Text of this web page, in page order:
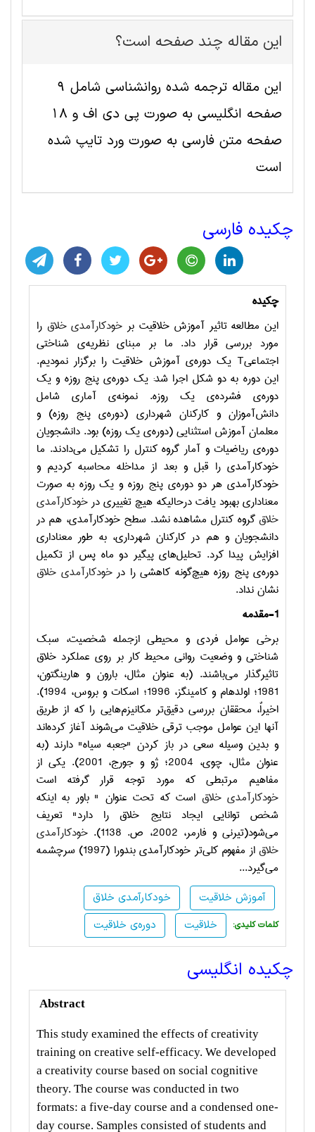
این مقاله چند صفحه است؟
این مقاله ترجمه شده روانشناسی شامل 9
صفحه انگلیسی به صورت پی دی اف و 18
صفحه متن فارسی به صورت ورد تایپ شده
است
چکیده فارسی
چکیده
این مطالعه تاثیر آموزش خلاقیت بر خودکارآمدی خلاق را
مورد بررسی قرار داد. ما بر مبنای نظریه‌ی شناختی
اجتماعیT یک دوره‌ی آموزش خلاقیت را برگزار نمودیم.
این دوره به دو شکل اجرا شد: یک دوره‌ی پنج روزه و یک
دوره‌ی فشرده‌ی یک روزه. نمونه‌ی آماری شامل
دانش‌آموزان و کارکنان شهرداری (دوره‌ی پنج روزه) و
معلمان آموزش استثنایی (دوره‌ی یک روزه) بود. دانشجویان
دوره‌ی ریاضیات و آمار گروه کنترل را تشکیل می‌دادند. ما
خودکارآمدی را قبل و بعد از مداخله محاسبه کردیم و
خودکارآمدی هر دو دوره‌ی پنج روزه و یک روزه به صورت
معناداری بهبود یافت درحالیکه هیچ تغییری درخودکارآمدی
خلاقگروه کنترل مشاهده نشد. سطح خودکارآمدی، هم در
دانشجویان و هم در کارکنان شهرداری، به طور معناداری
افزایش پیدا کرد. تحلیل‌های پیگیر دو ماه پس از تکمیل
دوره‌ی پنج روزه هیچ‌گونه کاهشی را درخودکارآمدی خلاق
نشان نداد.
1-مقدمه
برخی عوامل فردی و محیطی ازجمله شخصیت، سبک
شناختی و وضعیت روانی محیط کار بر روی عملکرد خلاق
تاثیرگذار می‌باشند. (به عنوان مثال، بارون و هارینگتون،
1981؛ اولدهام و کامینگز، 1996؛ اسکات و بروس، 1994).
اخیراٌ، محققان بررسی دقیق‌تر مکانیزم‌هایی را که از طریق
آنها این عوامل موجب ترقی خلاقیت می‌شوند آغاز کرده‌اند
و بدین وسیله سعی در باز کردن "جعبه سیاه" دارند (به
عنوان مثال، چوی، 2004؛ ژو و جورج، 2001). یکی از
مفاهیم مرتبطی که مورد توجه قرار گرفته است
خودکارآمدی خلاق ‌ است که تحت عنوان " باور به اینکه
شخص توانایی ایجاد نتایج خلاق را دارد" تعریف
می‌شود(تیرنی و فارمر، 2002، ص. 1138).
خودکارآمدی
خلاق
از مفهوم کلی‌تر خودکارآمدی بندورا (1997) سرچشمه
می‌گیرد...
خودکارآمدی خلاق
آموزش خلاقیت
دوره‌ی خلاقیت
خلاقیت :کلمات کلیدی
چکیده انگلیسی
Abstract
This study examined the effects of creativity
training on creative self-efficacy. We developed
a creativity course based on social cognitive
theory. The course was conducted in two
formats: a five-day course and a condensed one-
day course. Samples consisted of students and